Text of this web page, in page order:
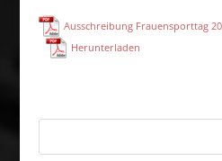
Ausschreibung Frauensporttag
Herunterladen